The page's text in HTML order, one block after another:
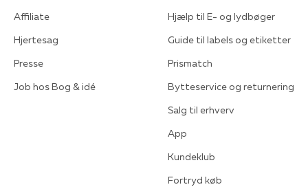
Affiliate
Hjertesag
Presse
Job hos Bog & idé
Hjælp til E- og lydbøger
Guide til labels og etiketter
Prismatch
Bytteservice og returnering
Salg til erhverv
App
Kundeklub
Fortryd køb